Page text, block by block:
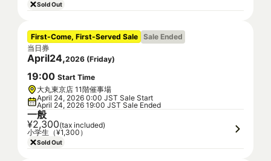
Sold Out
First-Come, First-Served Sale Sale Ended
当日券
April24,2026 (Friday)
19:00 Start Time
大丸東京店 11階催事場
April 24, 2026 0:00 JST Sale Start
April 24, 2026 19:00 JST Sale Ended
一般
¥2,300(tax included)
小学生（¥1,300）
Sold Out